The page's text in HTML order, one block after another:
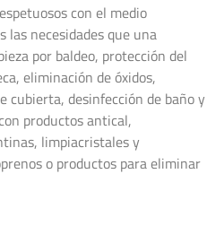
con el medio
las necesidades que una
por baldeo, protección del
eliminación de óxidos,
cubierta, desinfección de baño y
productos antical,
limpiacristales y
o productos para eliminar